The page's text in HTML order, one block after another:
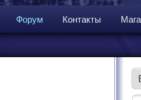
Форум Контакты